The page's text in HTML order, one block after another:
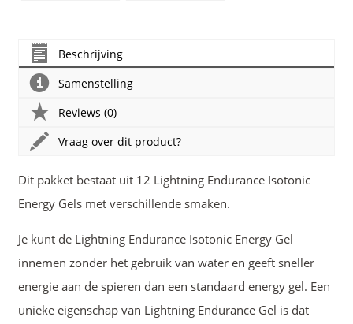
Beschrijving
Samenstelling
Reviews (0)
Vraag over dit product?
Dit pakket bestaat uit 12 Lightning Endurance Isotonic
Energy Gels met verschillende smaken.
Je kunt de Lightning Endurance Isotonic Energy Gel
innemen zonder het gebruik van water en geeft sneller
energie aan de spieren dan een standaard energy gel. Een
unieke eigenschap van Lightning Endurance Gel is dat